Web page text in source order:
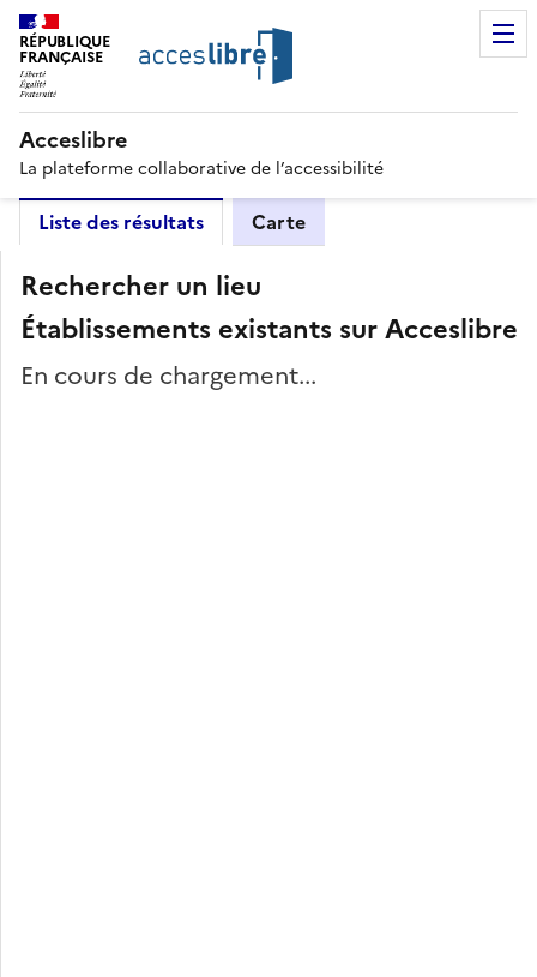
RÉPUBLIQUE
FRANÇAISE
Acceslibre
La plateforme collaborative de l’accessibilité
Liste des résultats Carte
Rechercher un lieu
Établissements existants sur Acceslibre
En cours de chargement...